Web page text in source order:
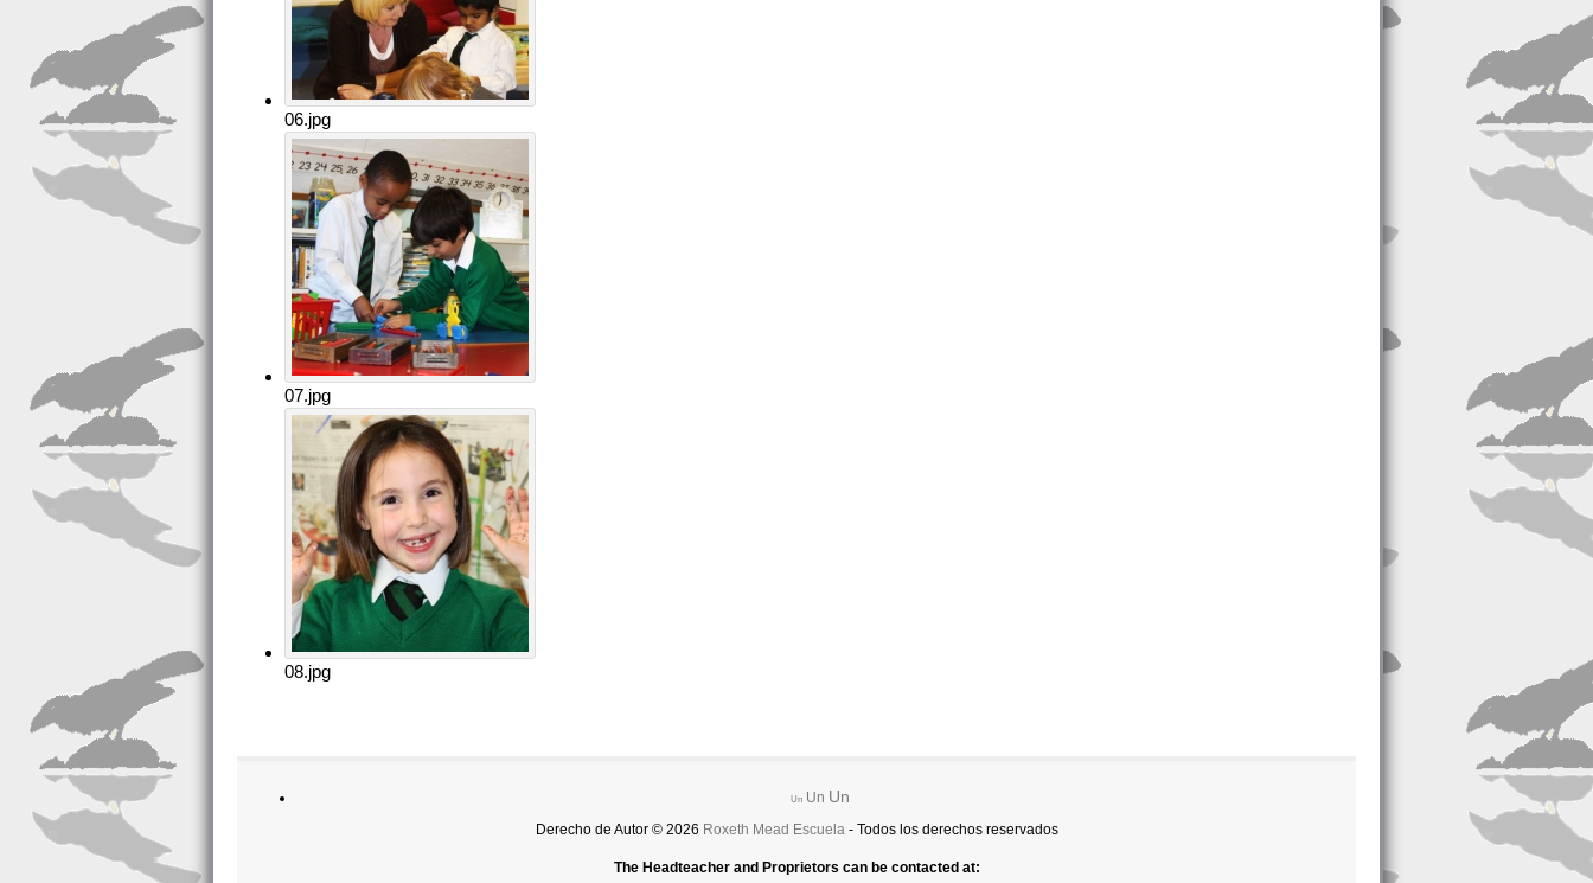
06.jpg
07.jpg
08.jpg
Un Un Un
Derecho de Autor © 2026 Roxeth Mead Escuela- Todos los derechos reservados
The Headteacher and Proprietors can be contacted at: